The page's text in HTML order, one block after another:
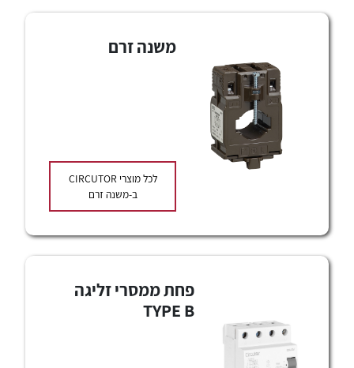
לכל מוצרי היצרן
לכל מוצרי היצרן לכל מוצרי היצרן
משנה זרם
לכל מוצרי CIRCUTOR
ב-משנה זרם
פחת ממסרי זליגה
TYPE B